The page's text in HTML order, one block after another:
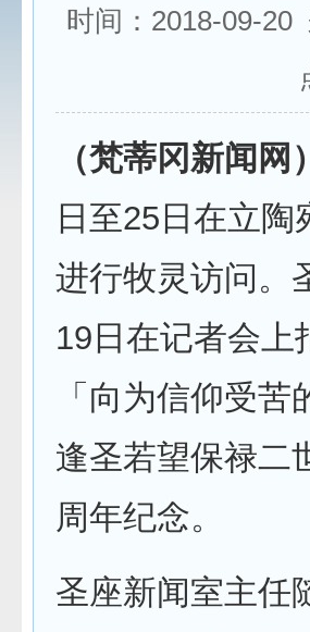
时间：2018-09-20
（梵蒂冈新闻网）
日至25日在立
进行牧灵访问。
19日在记者会上
「向为信仰受
逢圣若望保禄二
周年纪念。
圣座新闻室主任